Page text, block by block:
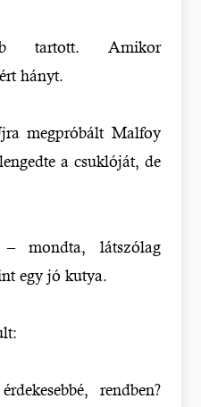
tartott. Amikor
hányt.
megpróbált Malfoy
a csuklóját, de
mondta, látszólag
egy jó kutya.
rendben?